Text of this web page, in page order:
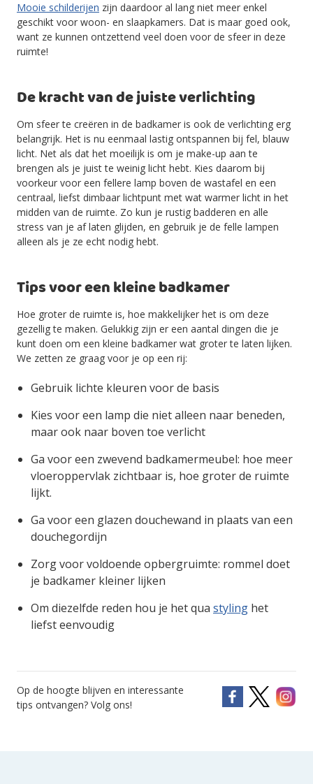
Mooie schilderijen zijn daardoor al lang niet meer enkel
geschikt voor woon- en slaapkamers. Dat is maar goed ook,
want ze kunnen ontzettend veel doen voor de sfeer in deze
ruimte!
De kracht van de juiste verlichting
Om sfeer te creëren in de badkamer is ook de verlichting erg
belangrijk. Het is nu eenmaal lastig ontspannen bij fel, blauw
licht. Net als dat het moeilijk is om je make-up aan te
brengen als je juist te weinig licht hebt. Kies daarom bij
voorkeur voor een fellere lamp boven de wastafel en een
centraal, liefst dimbaar lichtpunt met wat warmer licht in het
midden van de ruimte. Zo kun je rustig badderen en alle
stress van je af laten glijden, en gebruik je de felle lampen
alleen als je ze echt nodig hebt.
Tips voor een kleine badkamer
Hoe groter de ruimte is, hoe makkelijker het is om deze
gezellig te maken. Gelukkig zijn er een aantal dingen die je
kunt doen om een kleine badkamer wat groter te laten lijken.
We zetten ze graag voor je op een rij:
Gebruik lichte kleuren voor de basis
Kies voor een lamp die niet alleen naar beneden,
maar ook naar boven toe verlicht
Ga voor een zwevend badkamermeubel: hoe meer
vloeroppervlak zichtbaar is, hoe groter de ruimte
lijkt.
Ga voor een glazen douchewand in plaats van een
douchegordijn
Zorg voor voldoende opbergruimte: rommel doet
je badkamer kleiner lijken
Om diezelfde reden hou je het qua styling het
liefst eenvoudig
Op de hoogte blijven en interessante
tips ontvangen? Volg ons!